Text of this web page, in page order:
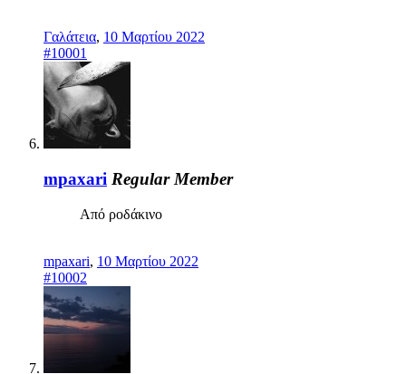
Γαλάτεια, 10 Μαρτίου 2022
#10001
mpaxari Regular Member
Από ροδάκινο
mpaxari, 10 Μαρτίου 2022
#10002